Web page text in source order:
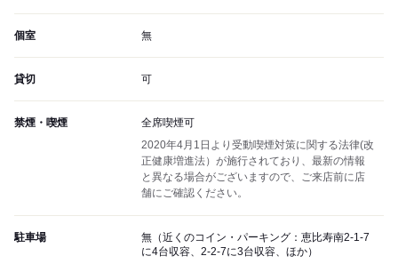
個室 無
貸切 可
禁煙・喫煙
全席喫煙可
2020年4月1日より受動喫煙対策に関する法律(改
正健康増進法）が施行されており、最新の情報
と異なる場合がございますので、ご来店前に店
舗にご確認ください。
駐車場
無（近くのコイン・パーキング：恵比寿南2-1-7
に4台収容、2-2-7に3台収容、ほか）